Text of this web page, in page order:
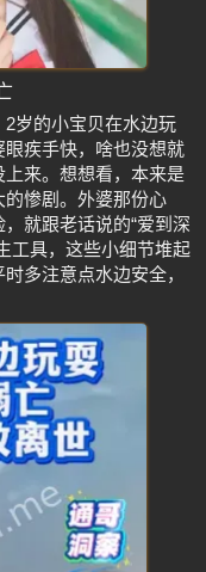
岁的小宝贝在水边玩
疾手快，啥也没想就
来。想想看，本来是
惨剧。外婆那份心
就跟老话说的“爱到深
工具，这些小细节堆起
多注意点水边安全，